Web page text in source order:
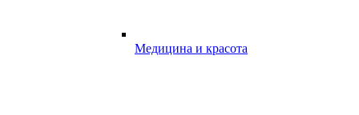
Медицина и красота